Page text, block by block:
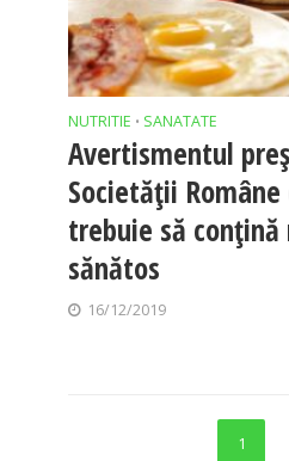
NUTRITIE • SANATATE
Avertismentul
Societății
trebuie să
sănătos
16/12/2019
1